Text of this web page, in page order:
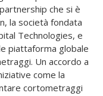
che si è
la società fondata
Technologies, e
piattaforma globale
Un accordo a
come la
cortometraggi